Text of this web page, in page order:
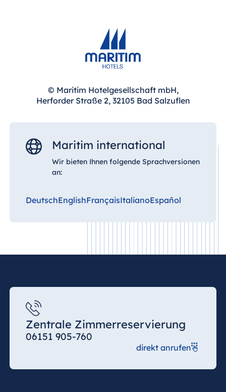
© Maritim Hotelgesellschaft mbH,
Herforder Straße 2, 32105 Bad Salzuflen
Maritim international
Wir bieten Ihnen folgende Sprachversionen
an:
DeutschEnglishFrançaisItalianoEspañol
Zentrale Zimmerreservierung
06151 905-760
direkt anrufen